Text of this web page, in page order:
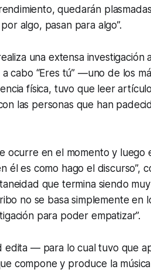
quedarán
algo, pasan para algo”.
una extensa investigación
cabo “Eres tú” —uno de los
física, tuvo que leer
las personas que han
ocurre en el momento y luego
él es como hago el discurso”,
que termina siendo
no se basa simplemente en
para poder empatizar”.
edita — para lo cual tuvo que
compone y produce la